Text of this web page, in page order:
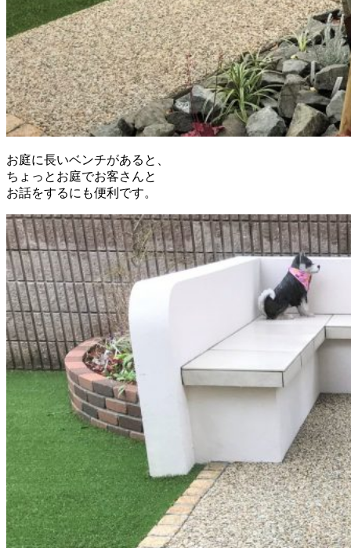
お庭に長いベンチがあると、
ちょっとお庭でお客さんと
お話をするにも便利です。